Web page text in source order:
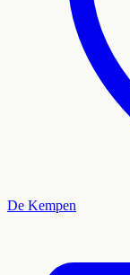
De Kempen